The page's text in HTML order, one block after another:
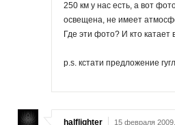
250 км у нас есть, а вот
освещена, не имеет
Где эти фото? И кто катает
p.s. кстати предложение
halflighter 15 февраля